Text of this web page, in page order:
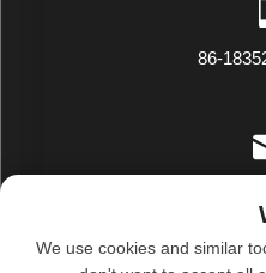
We use cookies and similar